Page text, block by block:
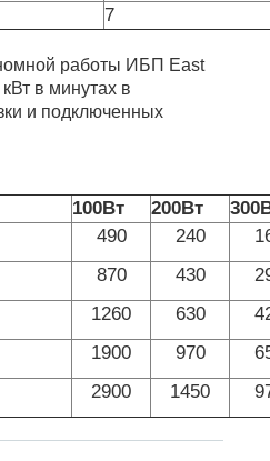
7
работы ИБП East
в минутах в
и подключенных
100Вт 200Вт
490 240
870 430
1260 630
1900 970
2900 1450